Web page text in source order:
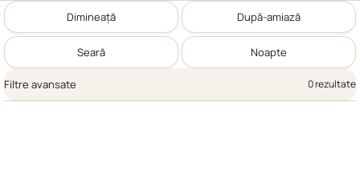
Dimineață După-amiază
Seară Noapte
Filtre avansate 0 rezultate